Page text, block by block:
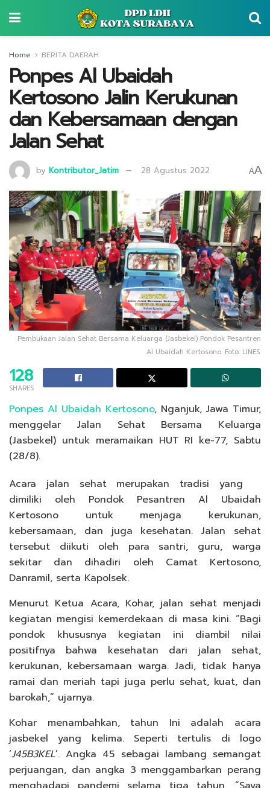
Home BERITA DAERAH
Ponpes Al Ubaidah
Kertosono Jalin Kerukunan
dan Kebersamaan dengan
Jalan Sehat
by Kontributor_Jatim 28 Agustus 2022 AA
Pembukaan Jalan Sehat Bersama Keluarga (Jasbekel) Pondok Pesantren
Al Ubaidah Kertosono. Foto: LINES.
128
SHARES
Ponpes Al Ubaidah Kertosono, Nganjuk, Jawa Timur,
menggelar Jalan Sehat Bersama Keluarga
(Jasbekel) untuk meramaikan HUT RI ke-77, Sabtu
(28/8).
Acara jalan sehat merupakan tradisi yang
dimiliki oleh Pondok Pesantren Al Ubaidah
Kertosono untuk menjaga kerukunan,
kebersamaan, dan juga kesehatan. Jalan sehat
tersebut diikuti oleh para santri, guru, warga
sekitar dan dihadiri oleh Camat Kertosono,
Danramil, serta Kapolsek.
Menurut Ketua Acara, Kohar, jalan sehat menjadi
kegiatan mengisi kemerdekaan di masa kini. “Bagi
pondok khususnya kegiatan ini diambil nilai
positifnya bahwa kesehatan dari jalan sehat,
kerukunan, kebersamaan warga. Jadi, tidak hanya
ramai dan meriah tapi juga perlu sehat, kuat, dan
barokah,” ujarnya.
Kohar menambahkan, tahun Ini adalah acara
jasbekel yang kelima. Seperti tertulis di logo
‘J45B3KEL’. Angka 45 sebagai lambang semangat
perjuangan, dan angka 3 menggambarkan perang